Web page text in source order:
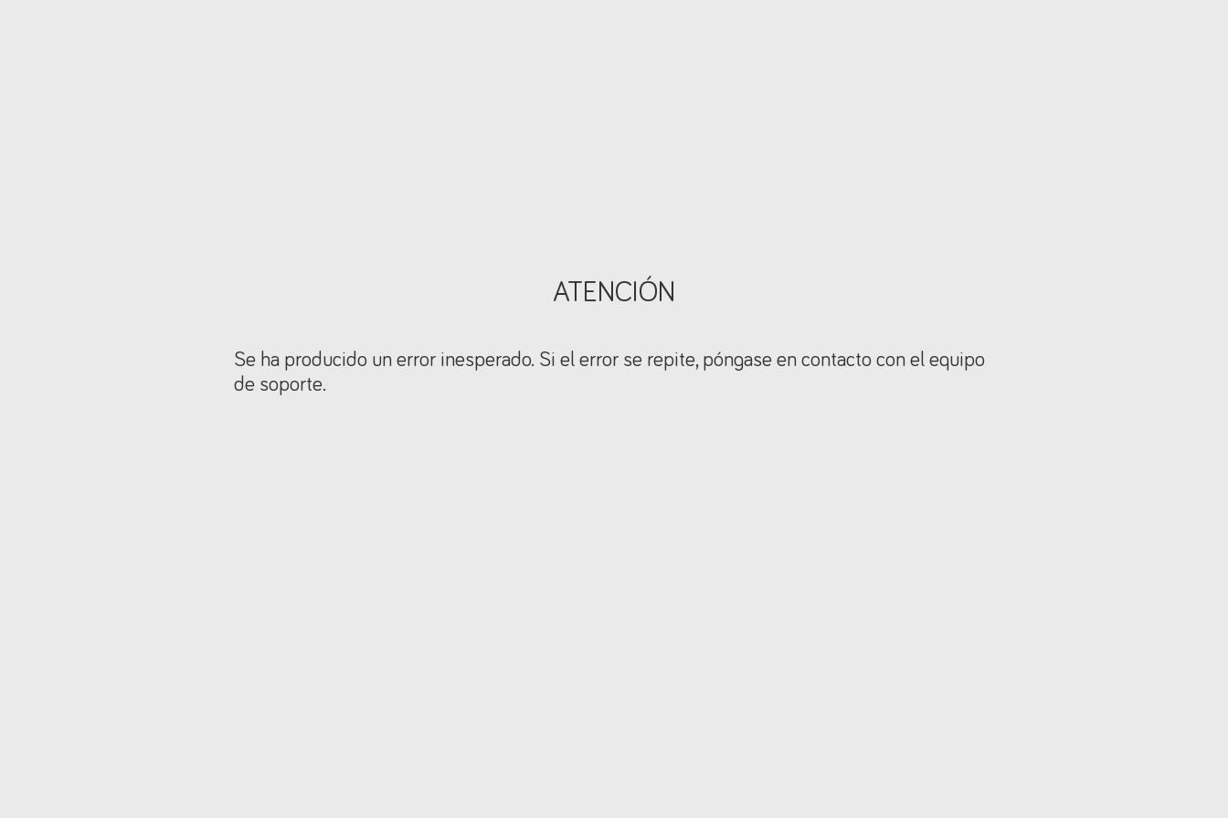
ATENCIÓN
Se ha producido un error inesperado. Si el error se repite, póngase en contacto con el equipo
de soporte.